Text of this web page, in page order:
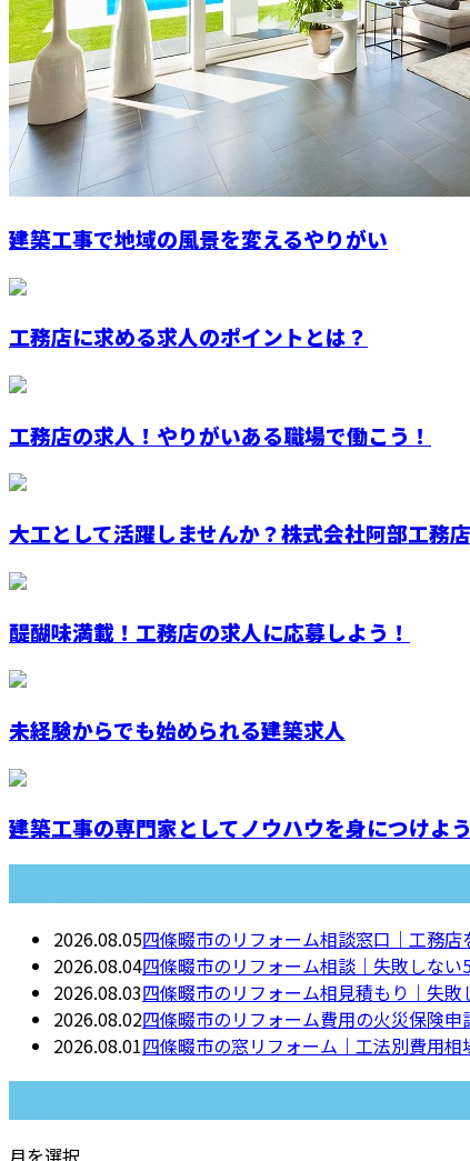
建築工事で地域の風景を変えるやりがい
工務店に求める求人のポイントとは？
工務店の求人！やりがいある職場で働こう！
大工として活躍しませんか？株式会社阿部工務
醍醐味満載！工務店の求人に応募しよう！
未経験からでも始められる建築求人
建築工事の専門家としてノウハウを身につけよう
2026.08.05四條畷市のリフォーム相談窓口｜工務
2026.08.04四條畷市のリフォーム相談｜失敗しない
2026.08.03四條畷市のリフォーム相見積もり｜失敗
2026.08.02四條畷市のリフォーム費用の火災保険
2026.08.01四條畷市の窓リフォーム｜工法別費用
月を選択